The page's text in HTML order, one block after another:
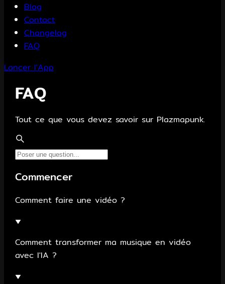
Blog
Contact
Changelog
FAQ
Lancer l'App
FAQ
Tout ce que vous devez savoir sur Plazmapunk.
Commencer
Comment faire une vidéo ?
▼
Comment transformer ma musique en vidéo
avec l'IA ?
▼